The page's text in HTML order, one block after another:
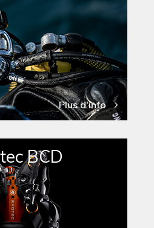
Plus d'info
BCD